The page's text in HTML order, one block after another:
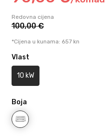
Redovna cijena
100,00 €
*Cijena u kunama: 657 kn
Vlast
10 kW
Boja